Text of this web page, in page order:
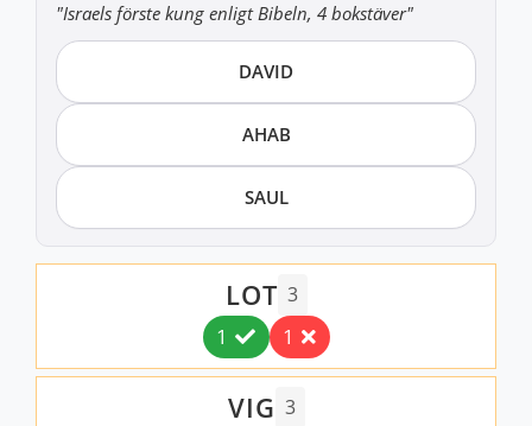
"Israels förste kung enligt Bibeln, 4 bokstäver"
DAVID
AHAB
SAUL
LOT 3
1 1
VIG 3